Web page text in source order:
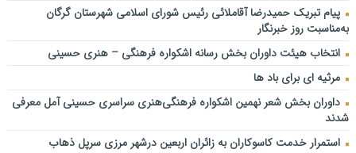
انتصاب دبیر نهمین اشکواره سراسری فرهنگی و هنری حسینی آمل
اشکواره حسینی از رویدادهای شاخص و جریان‌ساز فرهنگی است
نشست هماهنگی و هم‌اندیشی نهمین اشکواره فرهنگی‌هنری حسینی
برگزار شد
برای وطن…
دانشگاه علوم و فنون مازندران؛ میزبان برگزاری آزمون سراسری کارشناسی‌
ارشد سال ۱۴۰۵
پیام تبریک حمیدرضا آقاملائی رئیس شورای اسلامی شهرستان گرگان
به‌مناسبت روز خبرنگار
انتخاب هیئت داوران بخش رسانه اشکواره فرهنگی‌ – هنری حسینی
مرثیه ای برای باد ها
داوران بخش شعر نهمین اشکواره فرهنگی‌هنری سراسری حسینی آمل معرفی
شدند
استمرار خدمت کاسوکاران به زائران اربعین درشهر مرزی سرپل ذهاب